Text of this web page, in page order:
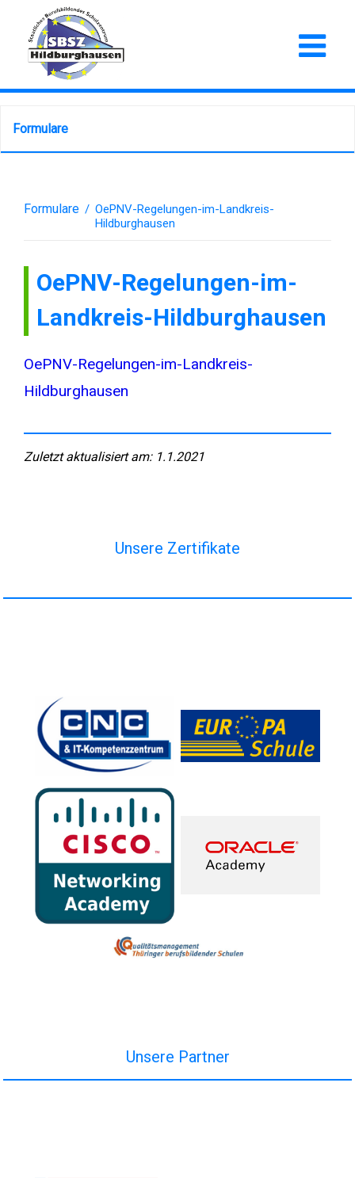
Formulare
Formulare / OePNV-Regelungen-im-Landkreis-
Hildburghausen
OePNV-Regelungen-im-
Landkreis-Hildburghausen
OePNV-Regelungen-im-Landkreis-
Hildburghausen
Zuletzt aktualisiert am: 1.1.2021
Unsere Zertifikate
Unsere Partner